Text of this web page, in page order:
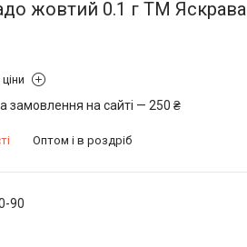
жовтий 0.1 г ТМ Яскрава
замовлення на сайті — 250 ₴
Оптом і в роздріб
90